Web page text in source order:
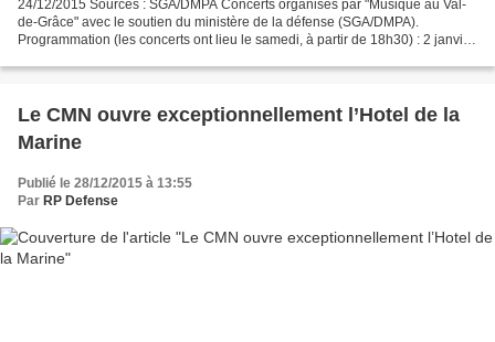
24/12/2015 Sources : SGA/DMPA Concerts organisés par "Musique au Val-
de-Grâce" avec le soutien du ministère de la défense (SGA/DMPA).
Programmation (les concerts ont lieu le samedi, à partir de 18h30) : 2 janvier
Le CMN ouvre exceptionnellement l’Hotel de la
Marine
Publié le 28/12/2015 à 13:55
Par RP Defense